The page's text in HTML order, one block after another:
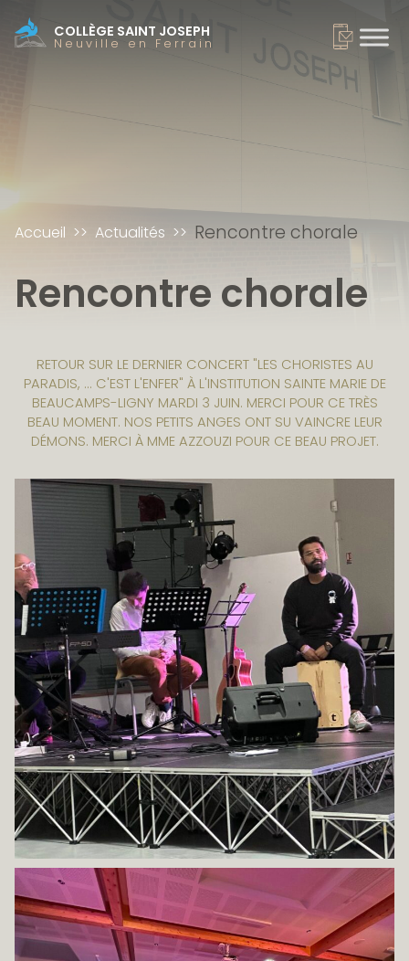
COLLÈGE SAINT JOSEPH
Neuville en Ferrain
Accueil Actualités Rencontre chorale
Rencontre chorale
RETOUR SUR LE DERNIER CONCERT "LES CHORISTES AU
PARADIS, ... C'EST L'ENFER" À L'INSTITUTION SAINTE MARIE DE
BEAUCAMPS-LIGNY MARDI 3 JUIN. MERCI POUR CE TRÈS
BEAU MOMENT. NOS PETITS ANGES ONT SU VAINCRE LEUR
DÉMONS. MERCI À MME AZZOUZI POUR CE BEAU PROJET.